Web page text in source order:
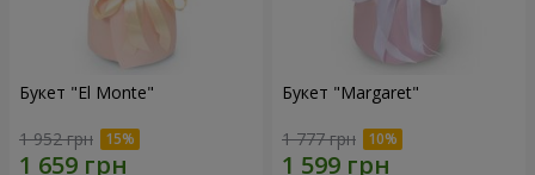
Букет "El Monte"
1 952 грн
Букет "Margaret"
1 777 грн